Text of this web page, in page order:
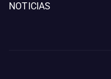
NOTICIAS